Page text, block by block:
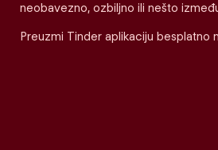
neobavezno, ozbiljno ili nešto
Preuzmi Tinder aplikaciju besplatno